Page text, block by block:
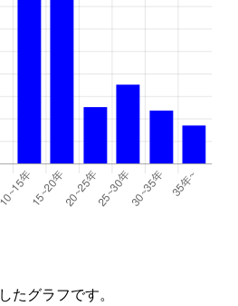
たグラフです。